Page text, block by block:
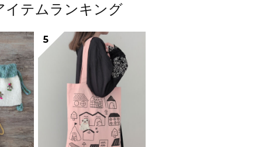
イテムランキング
5